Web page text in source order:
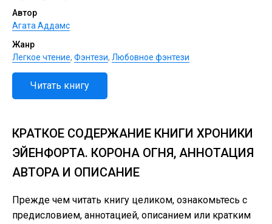
Автор
Агата Аддамс
Жанр
Легкое чтение, Фэнтези, Любовное фэнтези
Читать книгу
КРАТКОЕ СОДЕРЖАНИЕ КНИГИ ХРОНИКИ
ЭЙЕНФОРТА. КОРОНА ОГНЯ, АННОТАЦИЯ
АВТОРА И ОПИСАНИЕ
Прежде чем читать книгу целиком, ознакомьтесь с
предисловием, аннотацией, описанием или кратким